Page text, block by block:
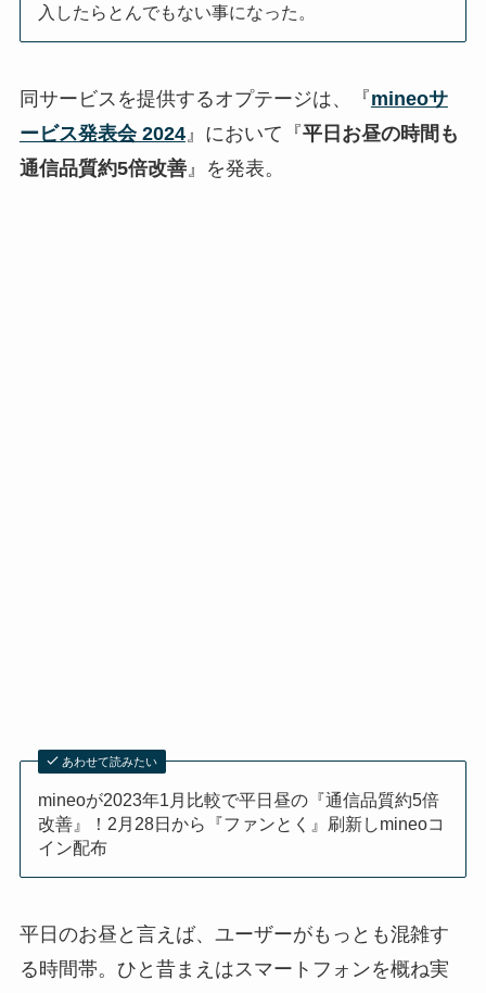
入したらとんでもない事になった。
同サービスを提供するオプテージは、『mineoサ
ービス発表会 2024』において『平日お昼の時間も
通信品質約5倍改善』を発表。
あわせて読みたい
mineoが2023年1月比較で平日昼の『通信品質約5倍
改善』！2月28日から『ファンとく』刷新しmineoコ
イン配布
平日のお昼と言えば、ユーザーがもっとも混雑す
る時間帯。ひと昔まえはスマートフォンを概ね実